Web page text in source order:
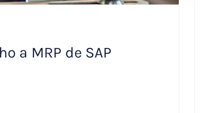
a MRP de SAP